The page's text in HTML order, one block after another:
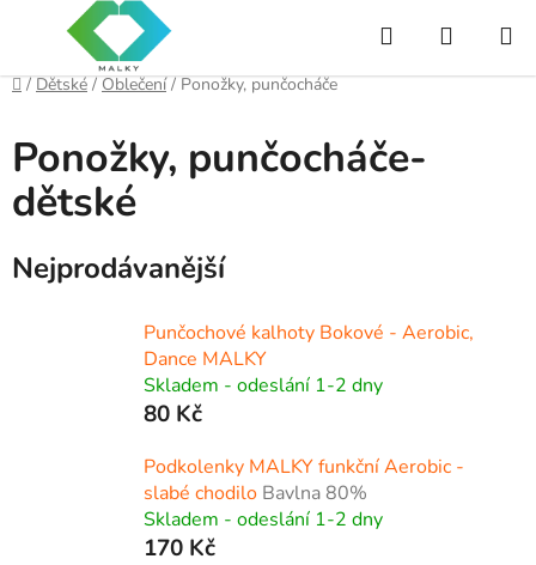
Hledat
KOŠÍK
Domů
/ Dětské / Oblečení / Ponožky, punčocháče
Ponožky, punčocháče-
dětské
Nejprodávanější
Punčochové kalhoty Bokové - Aerobic,
Dance MALKY
Skladem - odeslání 1-2 dny
80 Kč
Podkolenky MALKY funkční Aerobic -
slabé chodilo Bavlna 80%
Skladem - odeslání 1-2 dny
170 Kč